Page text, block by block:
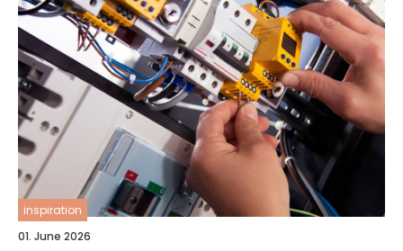
inspiration
01. June 2026